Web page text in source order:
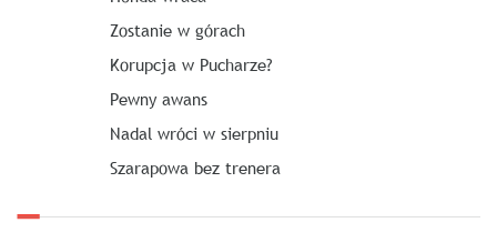
Zostanie w górach
Korupcja w Pucharze?
Pewny awans
Nadal wróci w sierpniu
Szarapowa bez trenera